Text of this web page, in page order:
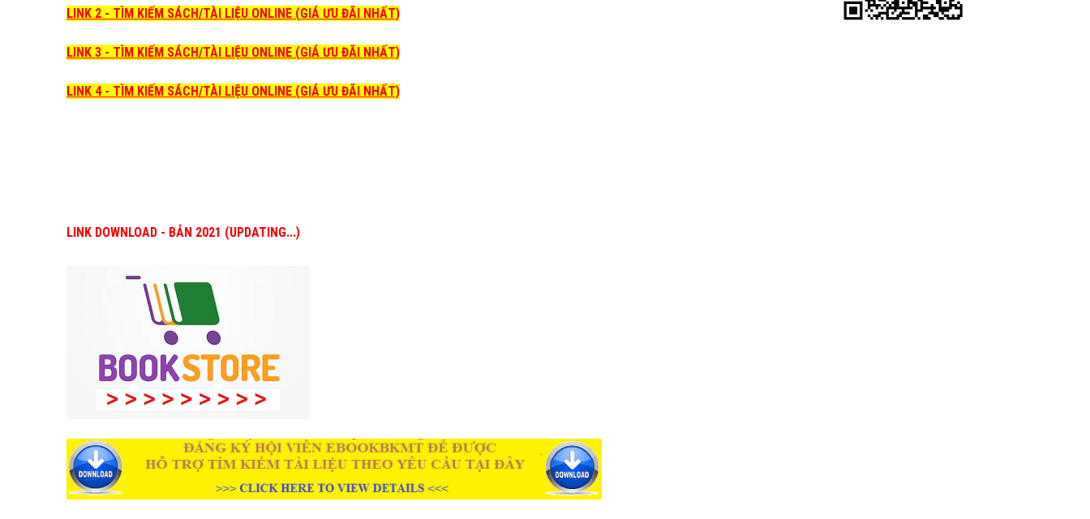
LINK 2 - TÌM KIẾM SÁCH/TÀI LIỆU ONLINE (GIÁ ƯU ĐÃI NHẤT)
LINK 3 - TÌM KIẾM SÁCH/TÀI LIỆU ONLINE (GIÁ ƯU ĐÃI NHẤT)
LINK 4 - TÌM KIẾM SÁCH/TÀI LIỆU ONLINE (GIÁ ƯU ĐÃI NHẤT)
LINK DOWNLOAD - BẢN 2021 (UPDATING...)